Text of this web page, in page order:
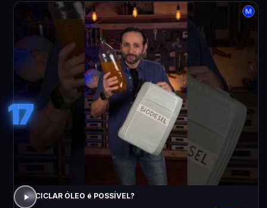
17
RECICLAR ÓLEO é POSSÍVEL?